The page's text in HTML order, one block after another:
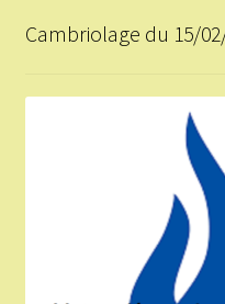
Cambriolage du 15/